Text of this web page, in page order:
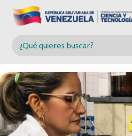
Buscar en MINCYT